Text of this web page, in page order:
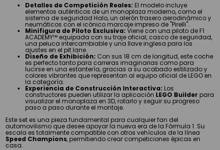
Detalles de Competición Reales: El modelo incluye
elementos auténticos de un monoplaza moderno, como el
sistema de seguridad Halo, un alerón trasero aerodinámico y
neumáticos con el icónico marcaje impreso de "Pirelli".
Minifigura de Piloto Exclusiva: Viene con una piloto de F1
ACADEMY™ equipada con su traje oficial, casco de seguridad,
una peluca intercambiable y una llave inglesa para los
ajustes en el pit lane.
Diseño de Exhibición: Con sus 18 cm de longitud, este coche
es perfecto tanto para carreras imaginarias como para
lucirse en una estantería, gracias a su acabado estilizado y
colores vibrantes que representan al equipo oficial de LEGO en
la categoría.
Experiencia de Construcción Interactiva: Los
constructores pueden utilizar la aplicación LEGO Builder para
visualizar el monoplaza en 3D, rotarlo y seguir su progreso
paso a paso durante el montaje.
Este set es una pieza fundamental para cualquier fan del
automovilismo que desee apoyar la nueva era de la Fórmula 1. Su
escala es totalmente compatible con otros vehículos de la línea
Speed Champions, permitiendo crear competiciones épicas en
casa.